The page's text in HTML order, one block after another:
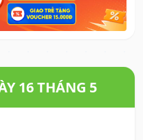
16 THÁNG 5